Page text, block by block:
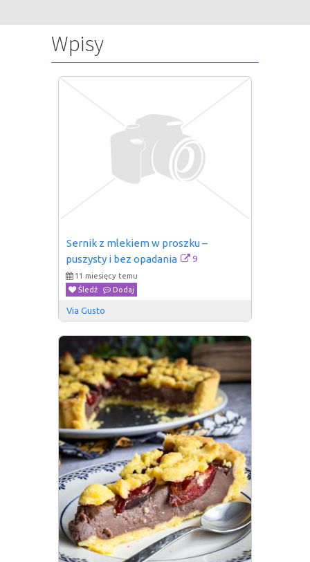
Wpisy
Sernik z mlekiem w proszku –
puszysty i bez opadania
9
11 miesięcy temu
Śledź
Dodaj
Via Gusto